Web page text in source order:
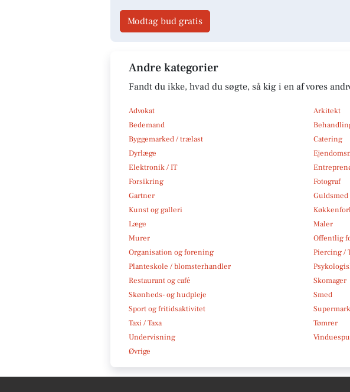
Modtag bud gratis
Andre kategorier
Fandt du ikke, hvad du søgte, så kig i en af vores
Advokat Arkitekt
Bedemand
Byggemarked / trælast
Catering
Dyrlæge
Elektronik / IT
Forsikring
Fotograf
Gartner
Guldsmed
Kunst og galleri
Læge
Maler
Murer
Offentlig
Organisation og forening
Piercing /
Planteskole / blomsterhandler
Restaurant og café
Skomager
Skønheds- og hudpleje
Smed
Sport og fritidsaktivitet
Taxi / Taxa
Tømrer
Undervisning
Øvrige